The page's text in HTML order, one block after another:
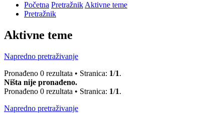
Početna PretražnikAktivne teme
Pretražnik
Aktivne teme
Napredno pretraživanje
Pronađeno 0 rezultata • Stranica: 1/1.
Ništa nije pronađeno.
Pronađeno 0 rezultata • Stranica: 1/1.
Napredno pretraživanje